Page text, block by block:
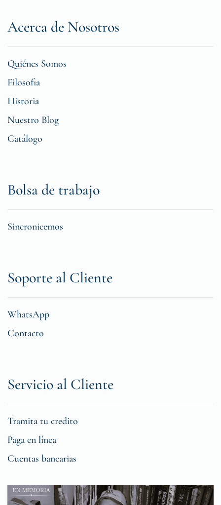
Acerca de Nosotros
Quiénes Somos
Filosofia
Historia
Nuestro Blog
Catálogo
Bolsa de trabajo
Sincronicemos
Soporte al Cliente
WhatsApp
Contacto
Servicio al Cliente
Tramita tu credito
Paga en línea
Cuentas bancarias